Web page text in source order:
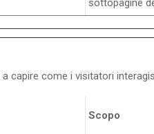
sottopagine
capire come i visitatori
Scopo